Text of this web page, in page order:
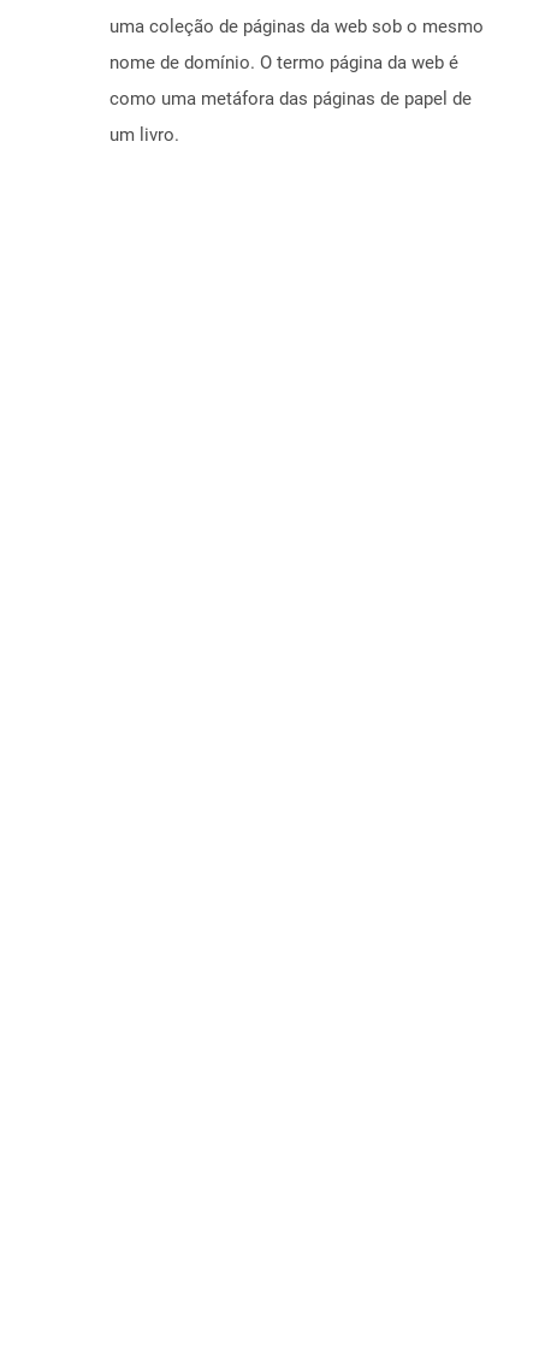
uma coleção de páginas da web sob o mesmo
nome de domínio. O termo página da web é
como uma metáfora das páginas de papel de
um livro.